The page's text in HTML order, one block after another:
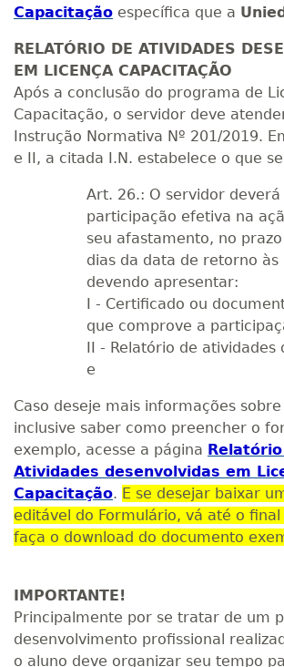
Capacitação específica que a
RELATÓRIO DE ATIVIDADES
EM LICENÇA CAPACITAÇÃO
Após a conclusão do programa de
Capacitação, o servidor deve
Instrução Normativa Nº 201/2019.
e II, a citada I.N. estabelece o que
Art. 26.: O servidor
participação efetiva na
seu afastamento, no
dias da data de retorno às
devendo apresentar:
I - Certificado ou
que comprove a
II - Relatório de atividades
e
Caso deseje mais informações
inclusive saber como preencher o
exemplo, acesse a página
Atividades desenvolvidas em
Capacitação. E se desejar baixar
editável do Formulário, vá até o final
faça o download do documento
IMPORTANTE!
Principalmente por se tratar de um
desenvolvimento profissional
o aluno deve organizar seu tempo